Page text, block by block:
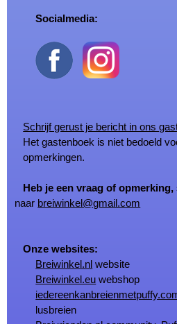
Socialmedia:
Schrijf gerust je bericht in ons
Het gastenboek is niet bedoeld
opmerkingen.
Heb je een vraag of opmerking,
naar breiwinkel@gmail.com
Onze websites:
Breiwinkel.nl website
Breiwinkel.eu webshop
lusbreien